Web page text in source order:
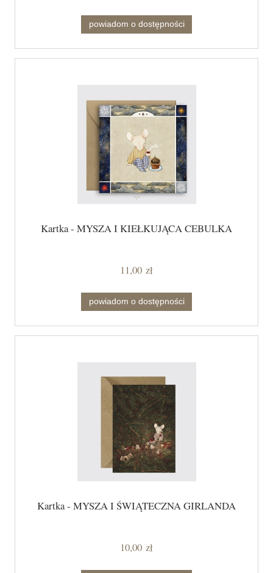
powiadom o dostępności
Kartka - MYSZA I KIEŁKUJĄCA CEBULKA
11,00 zł
powiadom o dostępności
Kartka - MYSZA I ŚWIĄTECZNA GIRLANDA
10,00 zł